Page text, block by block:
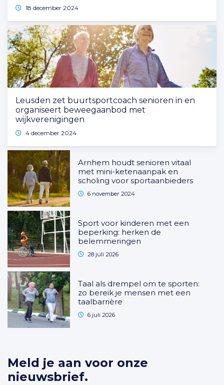
18 december 2024
Leusden zet buurtsportcoach senioren in en
organiseert beweegaanbod met
wijkverenigingen
4 december 2024
Arnhem houdt senioren vitaal
met mini-ketenaanpak en
scholing voor sportaanbieders
6 november 2024
Sport voor kinderen met een
beperking: herken de
belemmeringen
28 juli 2026
Taal als drempel om te sporten:
zo bereik je mensen met een
taalbarrière
6 juli 2026
Meld je aan voor onze
nieuwsbrief.